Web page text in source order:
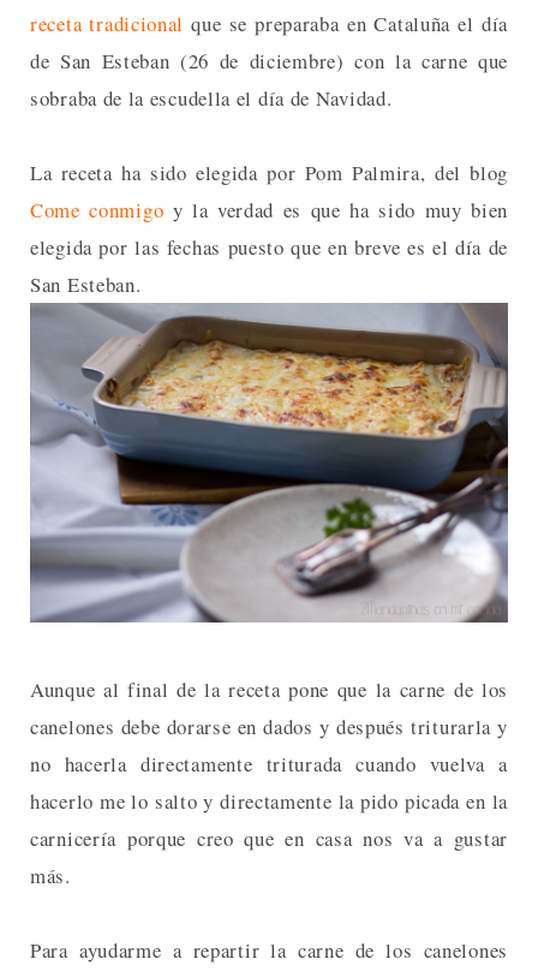
receta tradicional que se preparaba en Cataluña el día
de San Esteban (26 de diciembre) con la carne que
sobraba de la escudella el día de Navidad.
La receta ha sido elegida por Pom Palmira, del blog
Come conmigo y la verdad es que ha sido muy bien
elegida por las fechas puesto que en breve es el día de
San Esteban.
Aunque al final de la receta pone que la carne de los
canelones debe dorarse en dados y después triturarla y
no hacerla directamente triturada cuando vuelva a
hacerlo me lo salto y directamente la pido picada en la
carnicería porque creo que en casa nos va a gustar
más.
Para ayudarme a repartir la carne de los canelones